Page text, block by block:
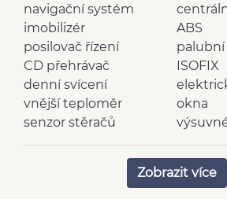
navigační systém
ABS
imobilizér
posilovač řízení
ISOFIX
CD přehrávač
okna
denní svícení
vnější teploměr
senzor stěračů
vyhřívaná zrcátka
6 rychlostních stupňůZobrazit více